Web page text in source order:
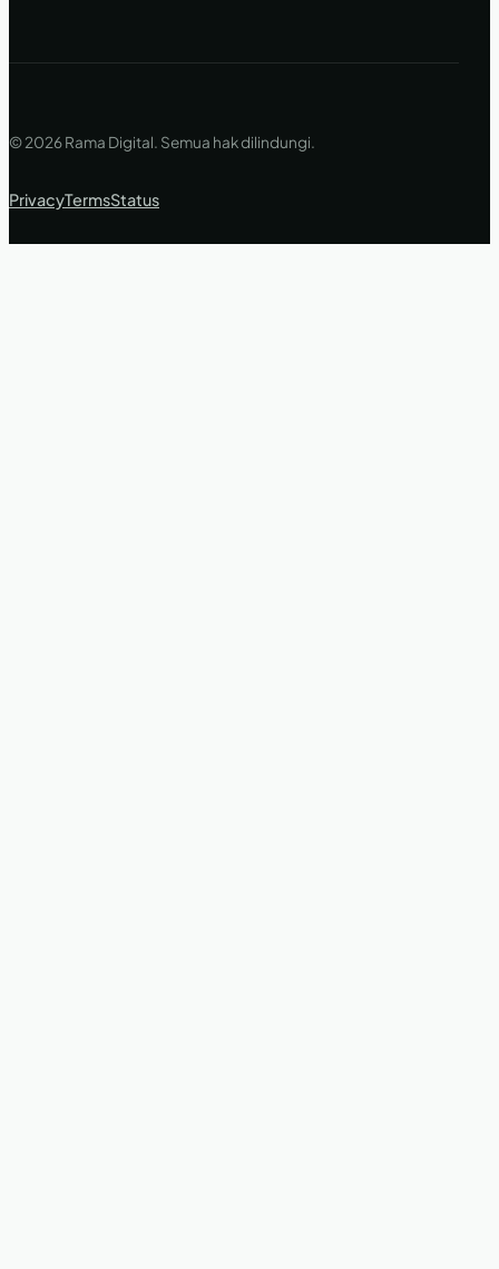
PrivacyTermsStatus
© 2026 Rama Digital. Semua hak dilindungi.